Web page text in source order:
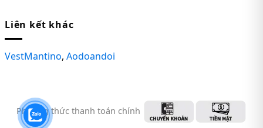
Liên kết khác
VestMantino, Aodoandoi
Phương thức thanh toán chính